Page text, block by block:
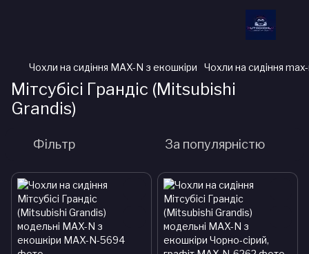
Чохли на сидіння MAX-N з екошкіри Чохли на сидіння
Мітсубісі Грандіс (Mitsubishi
Grandis)
Фільтр За популярністю